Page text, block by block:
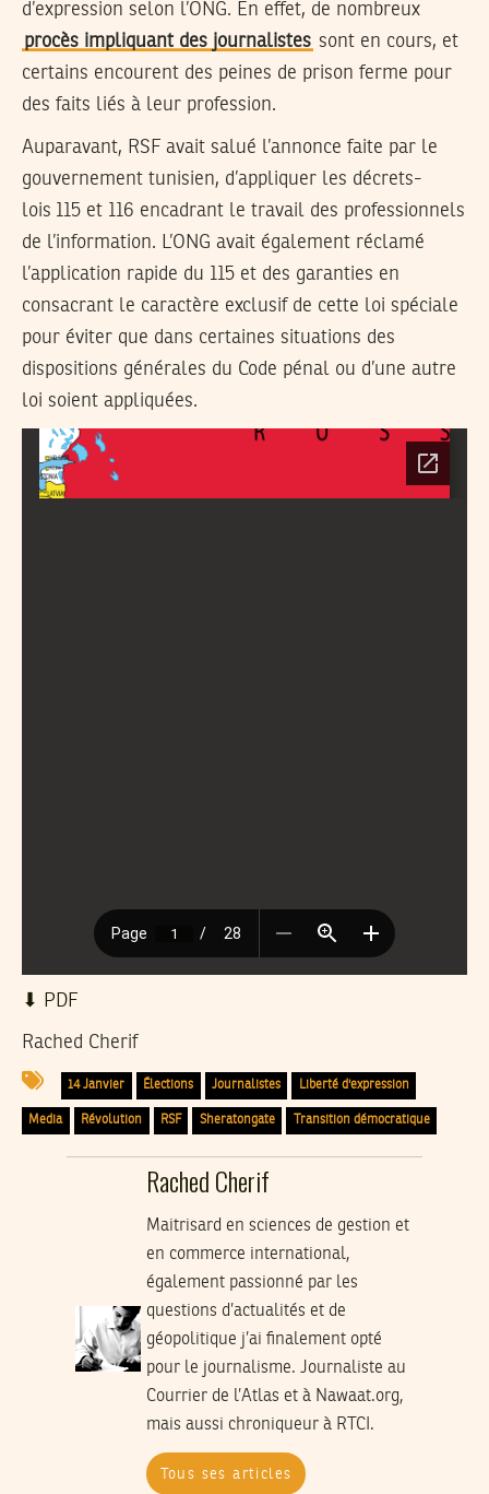
d’expression selon l’ONG. En effet, de nombreux
procès impliquant des journalistes sont en cours, et
certains encourent des peines de prison ferme pour
des faits liés à leur profession.
Auparavant, RSF avait salué l’annonce faite par le
gouvernement tunisien, d’appliquer les décrets-
lois 115 et 116 encadrant le travail des professionnels
de l’information. L’ONG avait également réclamé
l’application rapide du 115 et des garanties en
consacrant le caractère exclusif de cette loi spéciale
pour éviter que dans certaines situations des
dispositions générales du Code pénal ou d’une autre
loi soient appliquées.
⬇︎ PDF
Rached Cherif
14 Janvier Élections Journalistes Liberté d'expression
Media Révolution RSF Sheratongate Transition démocratique
Rached Cherif
Maitrisard en sciences de gestion et
en commerce international,
également passionné par les
questions d’actualités et de
géopolitique j’ai finalement opté
pour le journalisme. Journaliste au
Courrier de l’Atlas et à Nawaat.org,
mais aussi chroniqueur à RTCI.
Tous ses articles